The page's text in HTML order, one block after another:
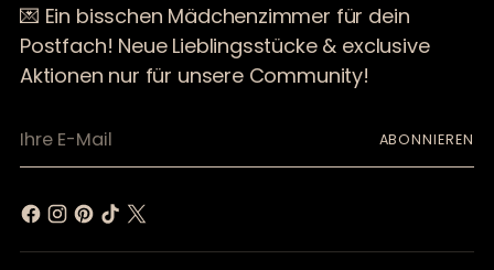
💌 Ein bisschen Mädchenzimmer für dein
Postfach! Neue Lieblingsstücke & exclusive
Aktionen nur für unsere Community!
E-
ABONNIEREN